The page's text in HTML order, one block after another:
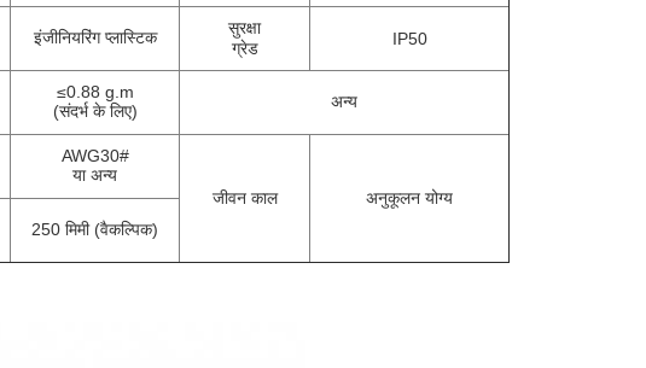
इंजीनियरिंग प्लास्टिक
सुरक्षा
ग्रेड
IP50
≤0.88 g.m
(संदर्भ के लिए)
अन्य
AWG30#
या अन्य
जीवन काल
अनुकूलन योग्य
250 मिमी (वैकल्पिक)